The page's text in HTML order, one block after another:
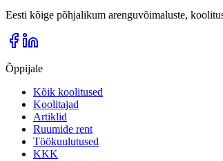
Eesti kõige põhjalikum arenguvõimaluste,
Õppijale
Kõik koolitused
Koolitajad
Artiklid
Ruumide rent
Töökuulutused
KKK